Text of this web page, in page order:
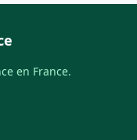
en France.